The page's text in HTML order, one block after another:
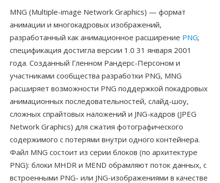
MNG (Multiple-image Network Graphics) — формат
анимации и многокадровых изображений,
разработанный как анимационное расширение PNG;
спецификация достигла версии 1.0 31 января 2001
года. Созданный Гленном Рандерс-Персоном и
участниками сообщества разработки PNG, MNG
расширяет возможности PNG поддержкой покадровых
анимационных последовательностей, слайд-шоу,
сложных спрайтовых наложений и JNG-кадров (JPEG
Network Graphics) для сжатия фотографического
содержимого с потерями внутри одного контейнера.
Файл MNG состоит из серии блоков (по архитектуре
PNG): блоки MHDR и MEND обрамляют поток данных, с
встроенными PNG- или JNG-изображениями в качестве